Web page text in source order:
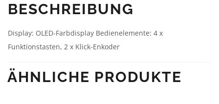
BESCHREIBUNG
Display: OLED-Farbdisplay Bedienelemente: 4 x
Funktionstasten, 2 x Klick-Enkoder
ÄHNLICHE PRODUKTE